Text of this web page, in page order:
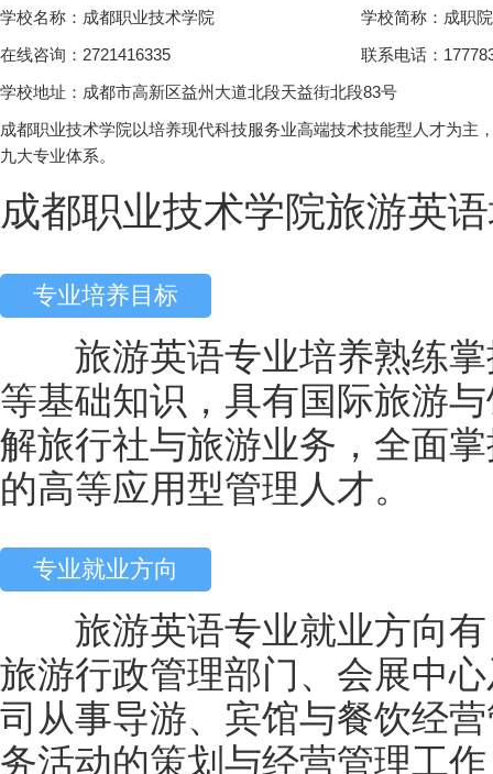
学校名称：成都职业技术学院
学校简称：成职院
在线咨询：2721416335
联系电话：
学校地址：成都市高新区益州大道北段天益街北段83号
成都职业技术学院以培养现代科技服务业高端技术技能型人才为
九大专业体系。
成都职业技术学院旅游英
专业培养目标
旅游英语专业培养熟练掌
等基础知识，具有国际旅游
解旅行社与旅游业务，全面
的高等应用型管理人才。
专业就业方向
旅游英语专业就业方向有
旅游行政管理部门、会展中
司从事导游、宾馆与餐饮经
务活动的策划与经营管理工